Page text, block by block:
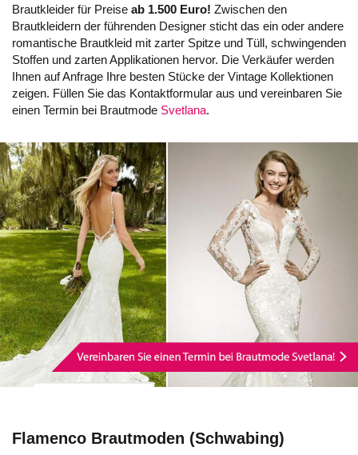
Brautkleider für Preise ab 1.500 Euro! Zwischen den
Brautkleidern der führenden Designer sticht das ein oder andere
romantische Brautkleid mit zarter Spitze und Tüll, schwingenden
Stoffen und zarten Applikationen hervor. Die Verkäufer werden
Ihnen auf Anfrage Ihre besten Stücke der Vintage Kollektionen
zeigen. Füllen Sie das Kontaktformular aus und vereinbaren Sie
einen Termin bei Brautmode Svetlana.
Flamenco Brautmoden (Schwabing)